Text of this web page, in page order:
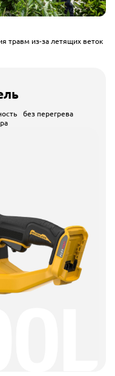
травм из-за летящих веток
без перегрева